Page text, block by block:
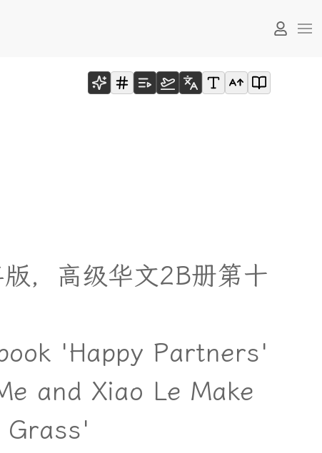
版， 高级华文2B册第十
'Happy Partners'
and Xiao Le Make
Grass'